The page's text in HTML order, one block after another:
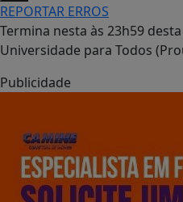
REPORTAR ERROS
Termina nesta às 23h59
Universidade para Todos
Publicidade